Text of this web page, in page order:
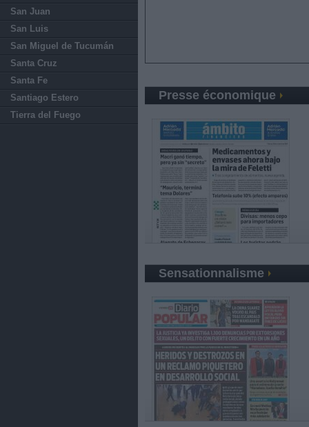
San Juan
San Luis
San Miguel de Tucumán
Santa Cruz
Santa Fe
Santiago Estero
Tierra del Fuego
Presse économique
Sensationnalisme